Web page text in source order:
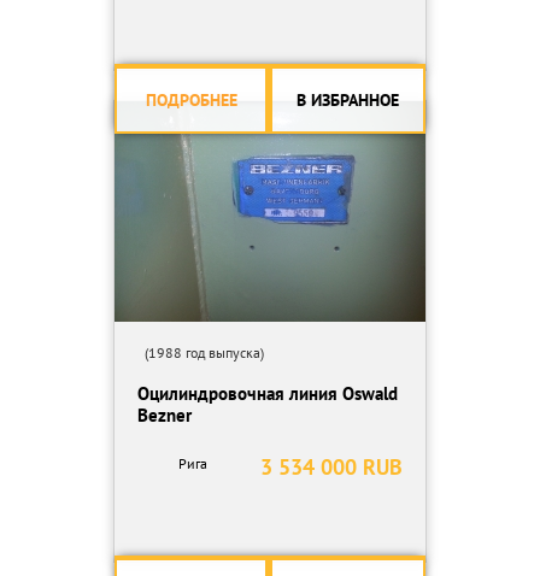
ПОДРОБНЕЕ В ИЗБРАННОЕ
(1988 год выпуска)
Оцилиндровочная линия Oswald
Bezner
3 534 000 RUB
Рига